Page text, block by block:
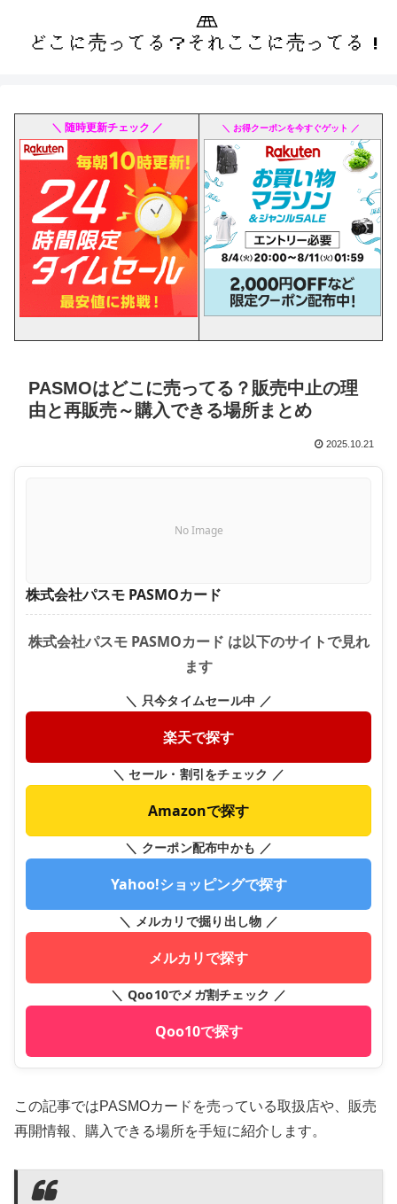
＼ 随時更新チェック ／ ＼ お得クーポンを今すぐゲット ／
PASMOはどこに売ってる？販売中止の理
由と再販売～購入できる場所まとめ
2025.10.21
No Image
株式会社パスモ PASMOカード
株式会社パスモ PASMOカード は以下のサイトで見れ
ます
＼ 只今タイムセール中 ／
楽天で探す
＼ セール・割引をチェック ／
Amazonで探す
＼ クーポン配布中かも ／
Yahoo!ショッピングで探す
＼ メルカリで掘り出し物 ／
メルカリで探す
＼ Qoo10でメガ割チェック ／
Qoo10で探す
この記事ではPASMOカードを売っている取扱店や、販売
再開情報、購入できる場所を手短に紹介します。